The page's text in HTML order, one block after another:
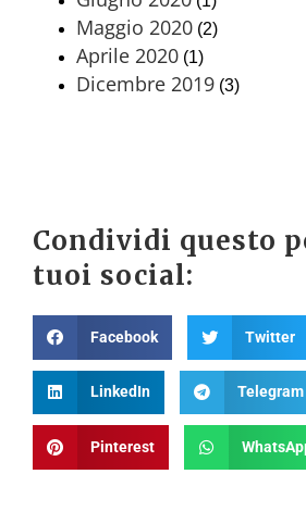
Maggio 2020 (2)
Aprile 2020 (1)
Dicembre 2019 (3)
Condividi questo
tuoi social:
Facebook Twitter
LinkedIn Telegram
Pinterest